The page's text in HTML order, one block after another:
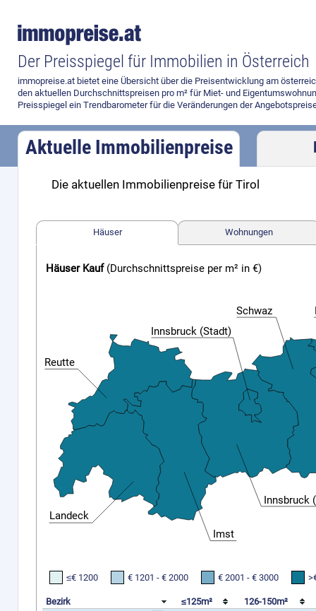
Der Preisspiegel für Immobilien in Österreich
immopreise.at bietet eine Übersicht über die Preisentwicklung am
den aktuellen Durchschnittspreisen pro m² für Miet- und
Preisspiegel ein Trendbarometer für die Veränderungen der
Aktuelle Immobilienpreise
Preisvergleich
Die aktuellen Immobilienpreise für Tirol
Häuser Wohnungen
Häuser Kauf (Durchschnittspreise per m² in €)
Imst
Innsbruck
Innsbruck (Stadt)
Reutte
Landeck
Schwaz
≤€ 1200 € 1201 - € 2000 € 2001 - € 3000
Bezirk ≤125m²
126-150m²